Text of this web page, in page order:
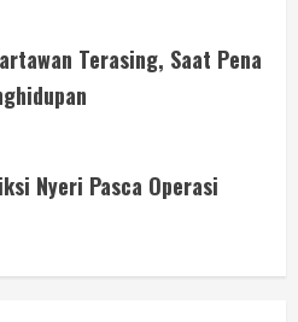
Terasing, Saat Pena
Nyeri Pasca Operasi